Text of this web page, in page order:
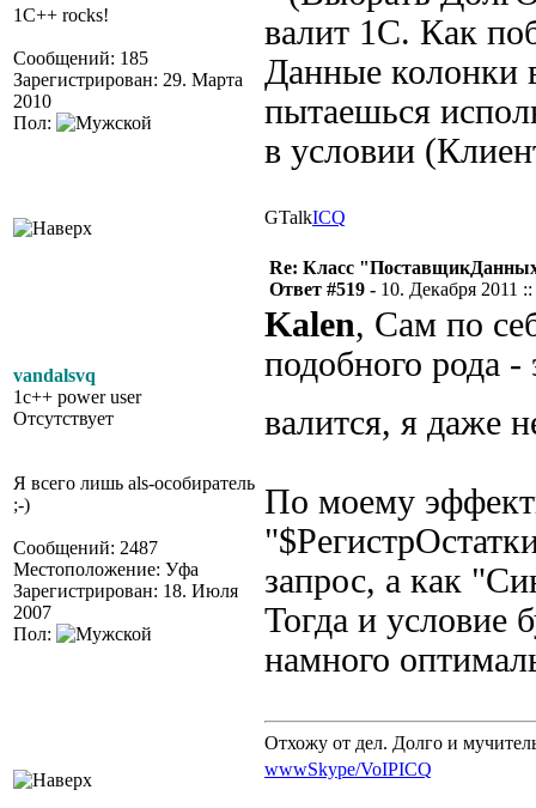
1C++ rocks!
Сообщений: 185
Зарегистрирован: 29. Марта
2010
Пол:
валит 1С. Как
Данные колонки
пытаешься
в условии
GTalkICQ
vandalsvq
1c++ power user
Отсутствует
Я всего лишь als-особиратель
;-)
Сообщений: 2487
Местоположение: Уфа
Зарегистрирован: 18. Июля
2007
Пол:
Re: Класс
Ответ #519 - 10. Декабря 2011
Kalen, Сам по
подобного рода
валится, я даже
По моему
запрос, а как
Тогда и условие
намного
Отхожу от дел. Долго и
wwwSkype/VoIPICQ